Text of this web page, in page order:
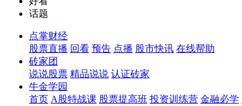
话题
点掌财经
股票直播 回看 预告 点播 股市快讯 在线帮助
砖家团
说说股票 精品说说 认证砖家
牛金学园
首页 A股特战课 股票提高班 投资训练营 金融必学